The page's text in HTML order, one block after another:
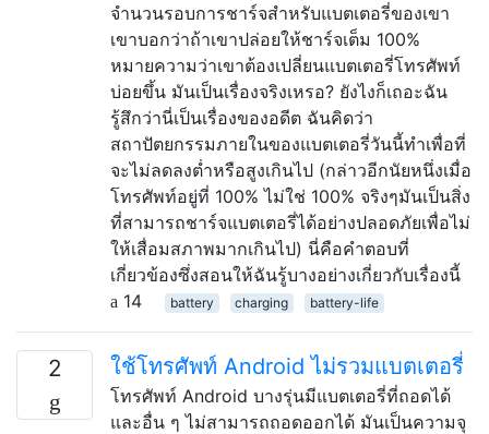
จำนวนรอบการชาร์จสำหรับแบตเตอรี่ของเขา
เขาบอกว่าถ้าเขาปล่อยให้ชาร์จเต็ม 100%
หมายความว่าเขาต้องเปลี่ยนแบตเตอรี่โทรศัพท์
บ่อยขึ้น มันเป็นเรื่องจริงเหรอ? ยังไงก็เถอะฉัน
รู้สึกว่านี่เป็นเรื่องของอดีต ฉันคิดว่า
สถาปัตยกรรมภายในของแบตเตอรี่วันนี้ทำเพื่อที่
จะไม่ลดลงต่ำหรือสูงเกินไป (กล่าวอีกนัยหนึ่งเมื่อ
โทรศัพท์อยู่ที่ 100% ไม่ใช่ 100% จริงๆมันเป็นสิ่ง
ที่สามารถชาร์จแบตเตอรี่ได้อย่างปลอดภัยเพื่อไม่
ให้เสื่อมสภาพมากเกินไป) นี่คือคำตอบที่
เกี่ยวข้องซึ่งสอนให้ฉันรู้บางอย่างเกี่ยวกับเรื่องนี้
14
battery charging battery-life
2 ใช้โทรศัพท์ Android ไม่รวมแบตเตอรี่
โทรศัพท์ Android บางรุ่นมีแบตเตอรี่ที่ถอดได้
และอื่น ๆ ไม่สามารถถอดออกได้ มันเป็นความจุ